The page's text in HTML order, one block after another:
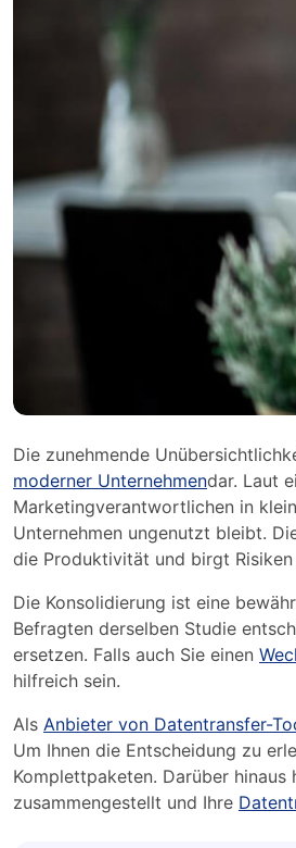
Die zunehmende
moderner Unternehmendar. Laut
Marketingverantwortlichen in
Unternehmen ungenutzt bleibt.
die Produktivität und birgt Risiken
Die Konsolidierung ist eine
Befragten derselben Studie
ersetzen. Falls auch Sie einen
hilfreich sein.
Als Anbieter von Datentransfer-
Um Ihnen die Entscheidung zu
Komplettpaketen. Darüber
zusammengestellt und Ihre